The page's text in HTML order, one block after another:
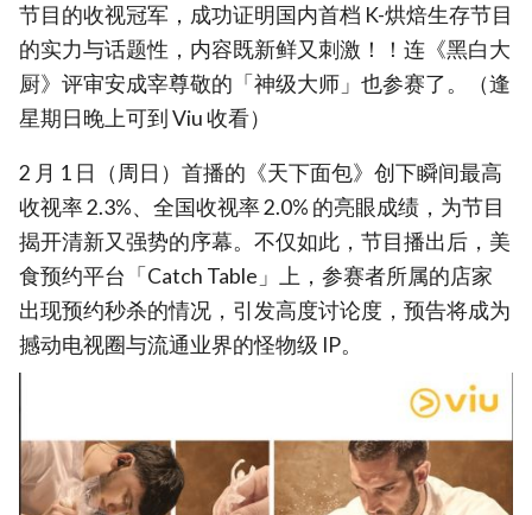
节目的收视冠军，成功证明国内首档 K-烘焙生存节目
的实力与话题性，内容既新鲜又刺激！！连《黑白大
厨》评审安成宰尊敬的「神级大师」也参赛了。（逢
星期日晚上可到 Viu 收看）
2 月 1 日（周日）首播的《天下面包》创下瞬间最高
收视率 2.3%、全国收视率 2.0% 的亮眼成绩，为节目
揭开清新又强势的序幕。不仅如此，节目播出后，美
食预约平台「Catch Table」上，参赛者所属的店家
出现预约秒杀的情况，引发高度讨论度，预告将成为
撼动电视圈与流通业界的怪物级 IP。